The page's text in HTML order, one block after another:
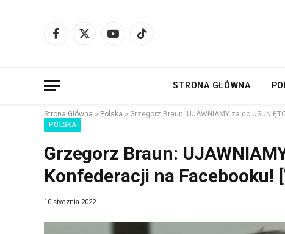
Facebook
X
YouTubeTikTok
STRONA GŁÓWNA
Strona Główna » Polska » Grzegorz Braun: UJAWNIAMY za co
POLSKA
Grzegorz Braun:
Konfederacji na Facebooku!
10 stycznia 2022